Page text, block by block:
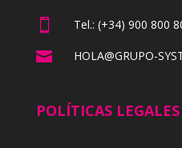
 Tel.: (+34) 900 800
 HOLA@GRUPO-
POLÍTICAS LEGALES